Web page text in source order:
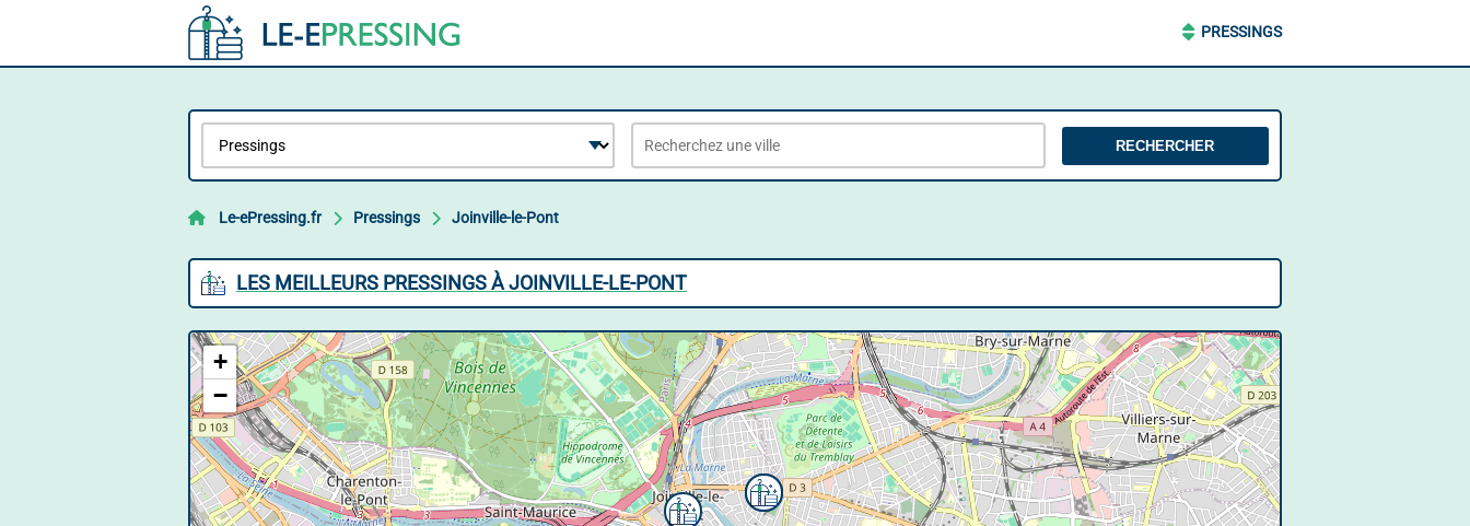
PRESSINGS
RECHERCHER
Le-ePressing.fr Pressings Joinville-le-Pont
LES MEILLEURS PRESSINGS À JOINVILLE-LE-PONT
+
−